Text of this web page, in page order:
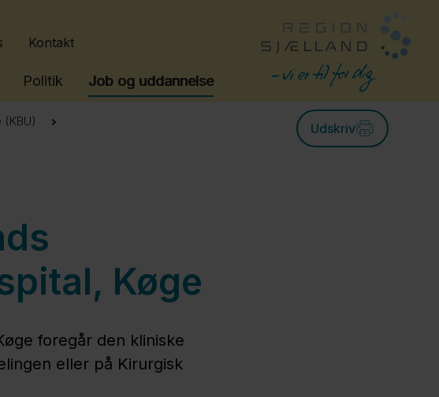
Kontakt
Politik Job og uddannelse
Udskriv
Køge
foregår den kliniske
eller på Kirurgisk